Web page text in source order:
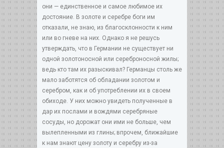
они — единственное и самое любимое их
достояние. В золоте и серебре боги им
отказали, не знаю, из благосклонности к ним
или во гневе на них. Однако я не решусь
утверждать, что в Германии не существует ни
одной золотоносной или сереброносной жилы;
ведь кто там их разыскивал? Германцы столь же
мало заботятся об обладании золотом и
серебром, как и об употреблении их в своем
обиходе. У них можно увидеть полученные в
дар их послами и вождями серебряные
сосуды, но дорожат они ими не больше, чем
вылепленными из глины; впрочем, ближайшие
к нам знают цену золоту и серебру из-за